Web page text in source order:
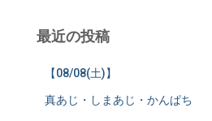
最近の投稿
【08/08(土)】
真あじ・しまあじ・かんぱち